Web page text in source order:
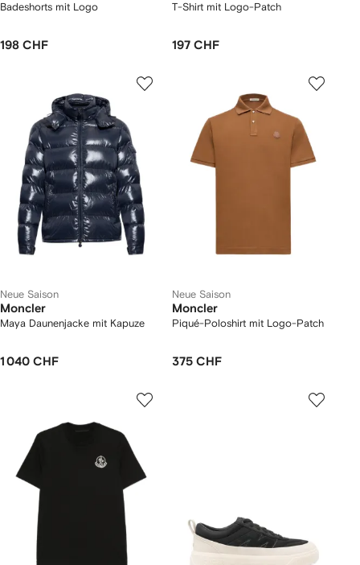
Badeshorts mit Logo
198 CHF
T-Shirt mit Logo-Patch
197 CHF
Neue Saison
Moncler
Maya Daunenjacke mit Kapuze
1 040 CHF
Neue Saison
Moncler
Piqué-Poloshirt mit Logo-Patch
375 CHF